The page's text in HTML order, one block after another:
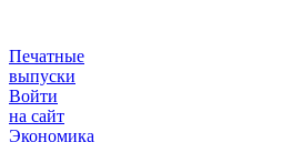
Печатные
выпуски
Войти
на сайт
Экономика